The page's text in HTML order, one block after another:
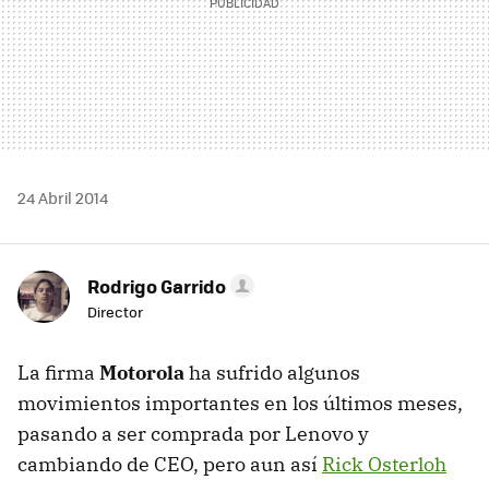
24 Abril 2014
Rodrigo Garrido
Director
La firma Motorolaha sufrido algunos
movimientos importantes en los últimos meses,
pasando a ser comprada por Lenovo y
cambiando de CEO, pero aun así Rick Osterloh